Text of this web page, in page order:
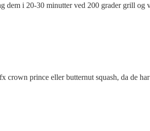
dem i 20-30 minutter ved 200 grader grill
prince eller butternut squash, da de